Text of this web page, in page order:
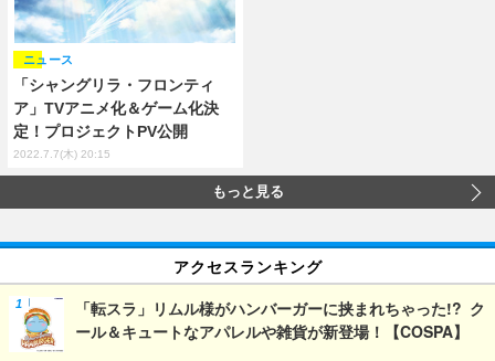
「シャングリラ・フロンティ
ア」TVアニメ化＆ゲーム化決
定！プロジェクトPV公開
ニュース
2022.7.7(木) 20:15
もっと見る
アクセスランキング
「転スラ」リムル様がハンバーガーに挟まれちゃった!? ク
ール＆キュートなアパレルや雑貨が新登場！【COSPA】